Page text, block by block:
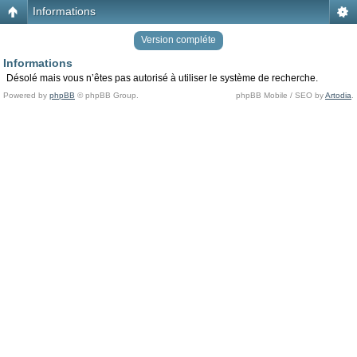
Informations
Version compléte
Informations
Désolé mais vous n’êtes pas autorisé à utiliser le système de recherche.
Powered by phpBB © phpBB Group. phpBB Mobile / SEO byArtodia